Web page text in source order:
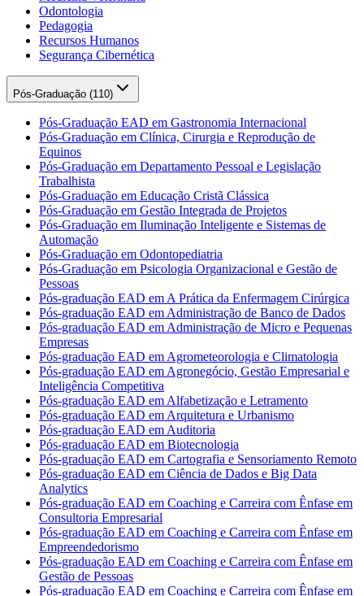
Odontologia
Pedagogia
Recursos Humanos
Segurança Cibernética
Pós-Graduação (110)
Pós-Graduação EAD em Gastronomia Internacional
Pós-Graduação em Clínica, Cirurgia e Reprodução de
Equinos
Pós-Graduação em Departamento Pessoal e Legislação
Trabalhista
Pós-Graduação em Educação Cristã Clássica
Pós-Graduação em Gestão Integrada de Projetos
Pós-Graduação em Iluminação Inteligente e Sistemas de
Automação
Pós-Graduação em Odontopediatria
Pós-Graduação em Psicologia Organizacional e Gestão de
Pessoas
Pós-graduação EAD em A Prática da Enfermagem Cirúrgica
Pós-graduação EAD em Administração de Banco de Dados
Pós-graduação EAD em Administração de Micro e Pequenas
Empresas
Pós-graduação EAD em Agrometeorologia e Climatologia
Pós-graduação EAD em Agronegócio, Gestão Empresarial e
Inteligência Competitiva
Pós-graduação EAD em Alfabetização e Letramento
Pós-graduação EAD em Arquitetura e Urbanismo
Pós-graduação EAD em Auditoria
Pós-graduação EAD em Biotecnologia
Pós-graduação EAD em Cartografia e Sensoriamento Remoto
Pós-graduação EAD em Ciência de Dados e Big Data
Analytics
Pós-graduação EAD em Coaching e Carreira com Ênfase em
Consultoria Empresarial
Pós-graduação EAD em Coaching e Carreira com Ênfase em
Empreendedorismo
Pós-graduação EAD em Coaching e Carreira com Ênfase em
Gestão de Pessoas
Pós-graduação EAD em Coaching e Carreira com Ênfase em